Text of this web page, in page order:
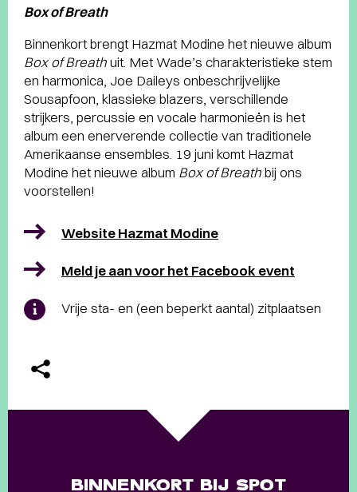
Box of Breath
Binnenkort brengt Hazmat Modine het nieuwe album
Box of Breathuit. Met Wade’s charakteristieke stem
en harmonica, Joe Daileys onbeschrijvelijke
Sousapfoon, klassieke blazers, verschillende
strijkers, percussie en vocale harmonieën is het
album een enerverende collectie van traditionele
Amerikaanse ensembles. 19 juni komt Hazmat
Modine het nieuwe album Box of Breathbij ons
voorstellen!
Website Hazmat Modine
Meld je aan voor het Facebook event
Vrije sta- en (een beperkt aantal) zitplaatsen
BINNENKORT BIJ SPOT